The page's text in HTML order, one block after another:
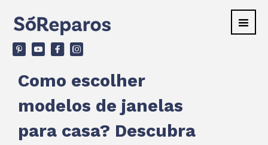
v ù F d
Como escolher
modelos de janelas
para casa? Descubra